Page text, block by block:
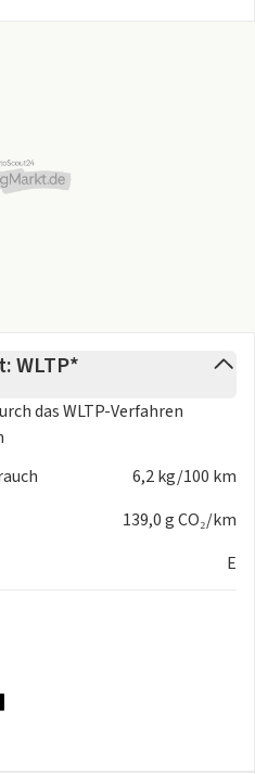
WLTP*
dasWLTP-Verfahren
6,2 kg/100 km
139,0 g CO₂/km
E